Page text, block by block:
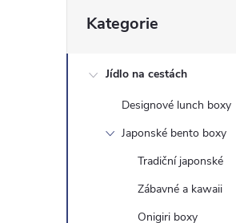
o
kategorie
Kategorie
Jídlo na cestách
Designové lunch boxy
Japonské bento boxy
Tradiční japonské
Zábavné a kawaii
Onigiri boxy